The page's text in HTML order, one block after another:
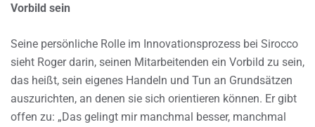
Vorbild sein
Seine persönliche Rolle im Innovationsprozess bei Sirocco
sieht Roger darin, seinen Mitarbeitenden ein Vorbild zu sein,
das heißt, sein eigenes Handeln und Tun an Grundsätzen
auszurichten, an denen sie sich orientieren können. Er gibt
offen zu: „Das gelingt mir manchmal besser, manchmal